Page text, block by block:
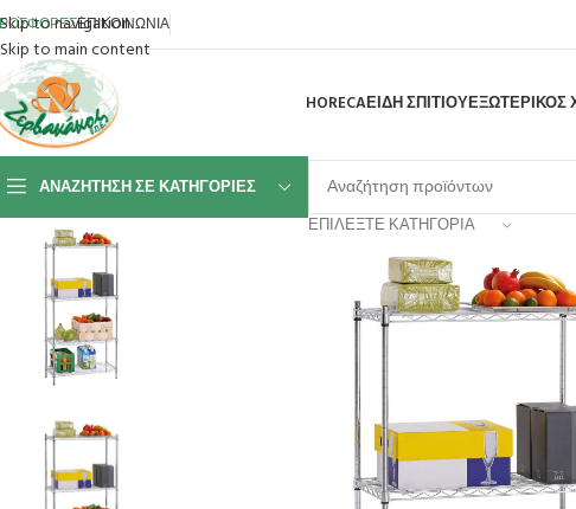
Skip to navigation
Skip to main content
ΕΠΙΚΟΙΝΩΝΙΑ
HORECAΕΙΔΗ ΣΠΙΤΙΟΥΕΞΩΤΕΡΙΚΟΣ
ΑΝΑΖΉΤΗΣΗ ΣΕ ΚΑΤΗΓΟΡΊΕΣ
ΕΠΙΛΈΞΤΕ ΚΑΤΗΓΟΡΊΑ